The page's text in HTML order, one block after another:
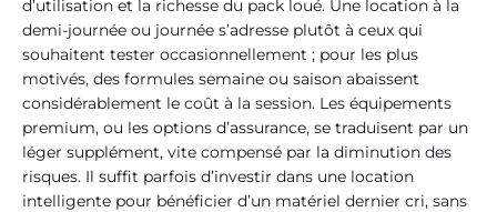
d’utilisation et la richesse du pack loué. Une location à la
demi-journée ou journée s’adresse plutôt à ceux qui
souhaitent tester occasionnellement ; pour les plus
motivés, des formules semaine ou saison abaissent
considérablement le coût à la session. Les équipements
premium, ou les options d’assurance, se traduisent par un
léger supplément, vite compensé par la diminution des
risques. Il suffit parfois d’investir dans une location
intelligente pour bénéficier d’un matériel dernier cri, sans